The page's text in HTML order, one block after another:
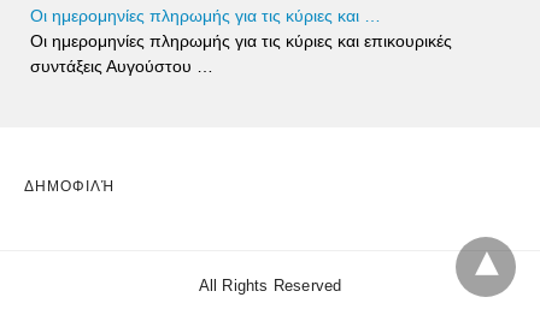
Οι ημερομηνίες πληρωμής για τις κύριες και …
Οι ημερομηνίες πληρωμής για τις κύριες και επικουρικές
συντάξεις Αυγούστου …
ΔΗΜΟΦΙΛΉ
All Rights Reserved